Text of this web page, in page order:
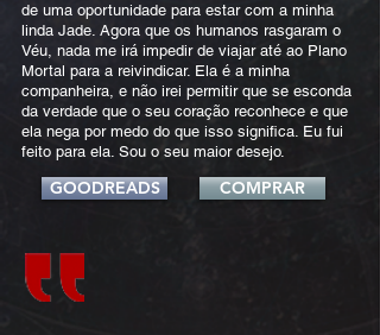
de uma oportunidade para estar com a minha
linda Jade. Agora que os humanos rasgaram o
Véu, nada me irá impedir de viajar até ao Plano
Mortal para a reivindicar. Ela é a minha
companheira, e não irei permitir que se esconda
da verdade que o seu coração reconhece e que
ela nega por medo do que isso significa. Eu fui
feito para ela. Sou o seu maior desejo.
GOODREADS COMPRAR